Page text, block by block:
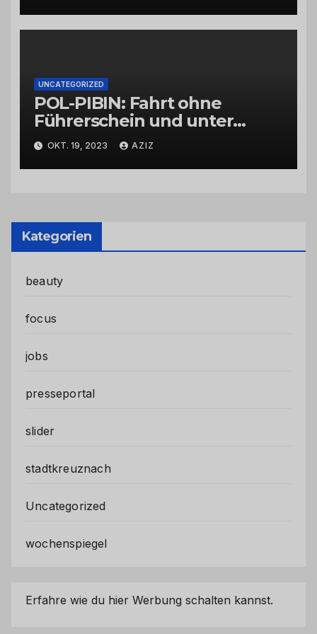
UNCATEGORIZED
POL-PIBIN: Fahrt ohne
Führerschein und unter
Einfluss von Drogen
OKT. 19, 2023 AZIZ
Kategorien
beauty
focus
jobs
presseportal
slider
stadtkreuznach
Uncategorized
wochenspiegel
Erfahre wie du hier Werbung schalten kannst.